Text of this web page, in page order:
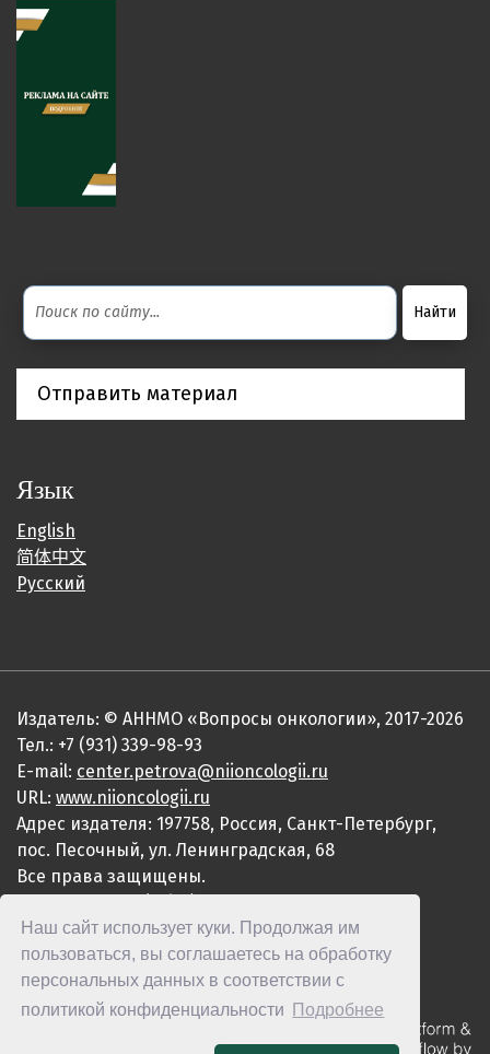
Наш сайт использует куки. Продолжая им
пользоваться, вы соглашаетесь на обработку
персональных данных в соответствии с
политикой конфиденциальности
Подробнее
Отправить материал
Язык
English
简体中文
Русский
Издатель: © АННМО «Вопросы онкологии», 2017-2026
Тел.: +7 (931) 339-98-93
E-mail: center.petrova@niioncologii.ru
URL: www.niioncologii.ru
Адрес издателя: 197758, Россия, Санкт-Петербург,
пос. Песочный, ул. Ленинградская, 68
Все права защищены.
ISSN 2949-4915 (Online)